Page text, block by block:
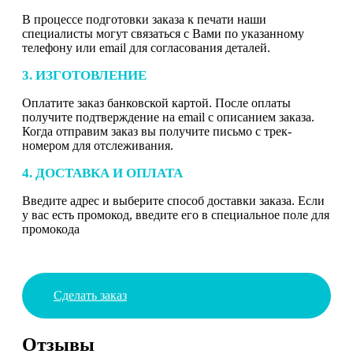
В процессе подготовки заказа к печати наши
специалисты могут связаться с Вами по указанному
телефону или email для согласования деталей.
3. ИЗГОТОВЛЕНИЕ
Оплатите заказ банковской картой. После оплаты
получите подтверждение на email с описанием заказа.
Когда отправим заказ вы получите письмо с трек-
номером для отслеживания.
4. ДОСТАВКА И ОПЛАТА
Введите адрес и выберите способ доставки заказа. Если
у вас есть промокод, введите его в специальное поле для
промокода
Сделать заказ
Отзывы